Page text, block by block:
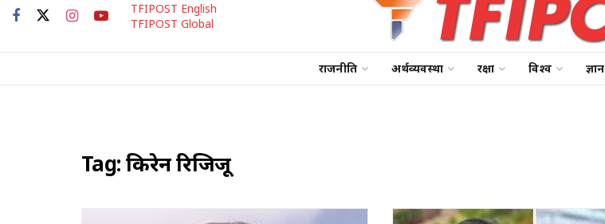
TFIPOST English
TFIPOST Global
राजनीति अर्थव्यवस्था रक्षा विश्व ज्ञान
Tag:किरेन रिजिजू